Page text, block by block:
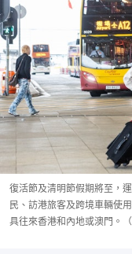
復活節及清明節假期將至，
民、訪港旅客及跨境車輛使
具往來香港和內地或澳門。